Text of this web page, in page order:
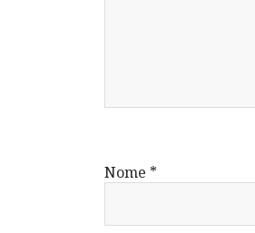
Nome *